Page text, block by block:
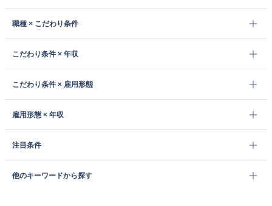
職種 × こだわり条件
こだわり条件 × 年収
こだわり条件 × 雇用形態
雇用形態 × 年収
注目条件
他のキーワードから探す